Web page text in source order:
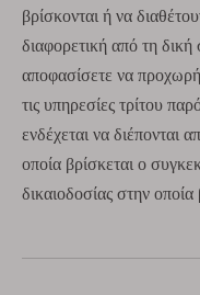
βρίσκονται ή να
διαφορετική από τη
αποφασίσετε να
τις υπηρεσίες τρίτου
ενδέχεται να διέπονται
οποία βρίσκεται ο
δικαιοδοσίας στην